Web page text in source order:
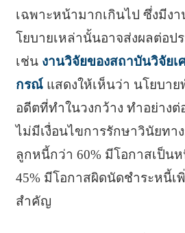
เฉพาะหน้ามากเกินไป ซึ่งมีง
โยบายเหล่านั้นอาจส่งผลต่อป
เช่นงานวิจัยของสถาบันวิจัยเ
กรณ์แสดงให้เห็นว่า นโยบาย
อดีตที่ทำในวงกว้าง ทำอย่างต่
ไม่มีเงื่อนไขการรักษาวินัยทา
ลูกหนี้กว่า 60% มีโอกาสเป็นห
45% มีโอกาสผิดนัดชำระหนี้เ
สำคัญ